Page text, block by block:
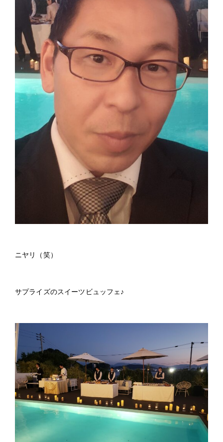
ニヤリ（笑）
サプライズのスイーツビュッフェ♪